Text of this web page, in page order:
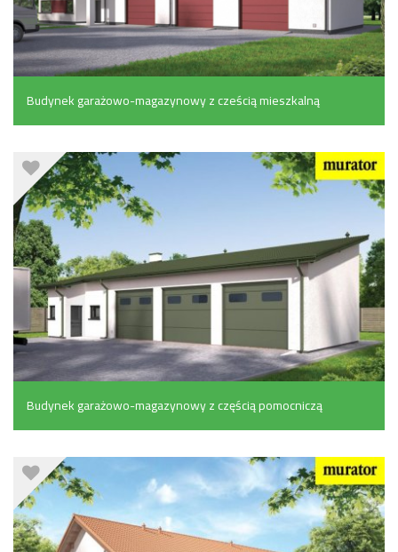
Budynek garażowo-magazynowy z cześcią mieszkalną
(293.5 m²)
Budynek garażowo-magazynowy z częścią pomocniczą
(116.4 m²)